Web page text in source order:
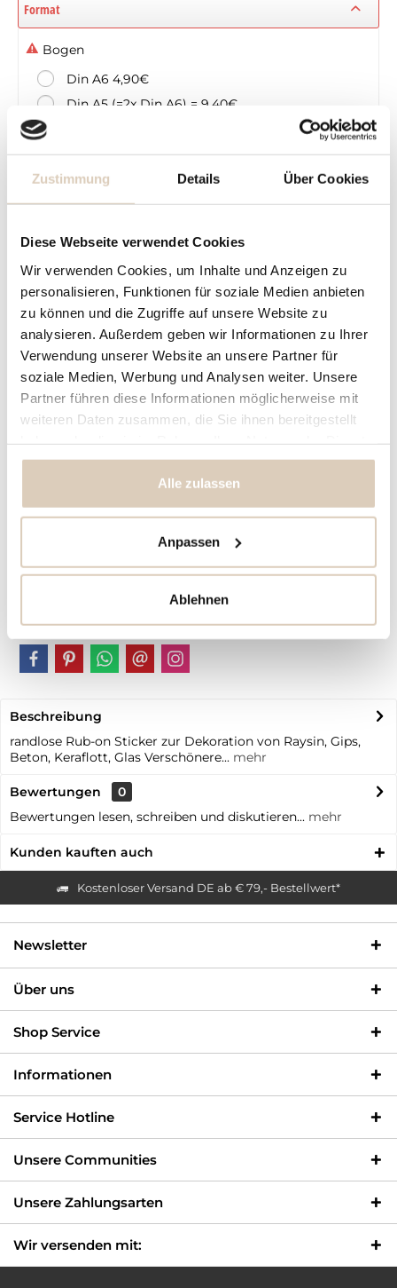
Zustimmung Details Über Cookies
Diese Webseite verwendet Cookies
Wir verwenden Cookies, um Inhalte und Anzeigen zu
personalisieren, Funktionen für soziale Medien anbieten
zu können und die Zugriffe auf unsere Website zu
analysieren. Außerdem geben wir Informationen zu Ihrer
Verwendung unserer Website an unsere Partner für
soziale Medien, Werbung und Analysen weiter. Unsere
Partner führen diese Informationen möglicherweise mit
weiteren Daten zusammen, die Sie ihnen bereitgestellt
gesammelt haben.
Alle zulassen
Anpassen
Ablehnen
Format
Bogen
Din A6 4,90€
Din A5 (=2x Din A6) = 9,40€
Preisberechnung
nicht gewählt
Ihr Preis: 4,90 € *
inkl. MwSt.zzgl. Versandkosten
In den Warenkorb
Konfiguration ist unvollständig - bitte prüfen!
Artikel-Nr.: BB10576
Kostenloser Versand ab € 79,- Bestellwert
Beschreibung
randlose Rub-on Sticker zur Dekoration von Raysin, Gips,
Beton, Keraflott, Glas Verschönere... mehr
Bewertungen
0
Bewertungen lesen, schreiben und diskutieren... mehr
Kunden kauften auch
Kostenloser Versand DE ab € 79,- Bestellwert*
Newsletter
Über uns
Shop Service
Informationen
Service Hotline
Unsere Communities
Unsere Zahlungsarten
Wir versenden mit: